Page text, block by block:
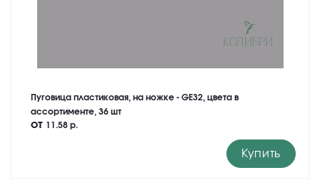
Пуговица пластиковая, на ножке - GE32, цвета в
ассортименте, 36 шт
от 11.58 р.
Купить